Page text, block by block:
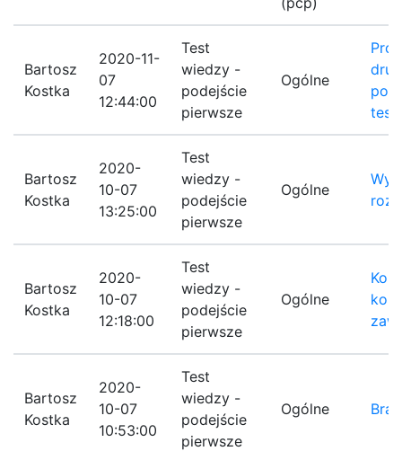
Bartosz
Kostka
2020-11-
07
12:44:00
Test
wiedzy -
podejście
pierwsze
Ogólne
Bartosz
Kostka
2020-
10-07
13:25:00
Test
wiedzy -
podejście
pierwsze
Ogólne
Bartosz
Kostka
2020-
10-07
12:18:00
Test
wiedzy -
podejście
pierwsze
Ogólne
Bartosz
Kostka
2020-
10-07
10:53:00
Test
wiedzy -
podejście
pierwsze
Ogólne